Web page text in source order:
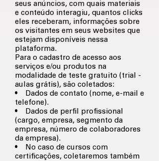
seus anúncios, com quais materiais
e conteúdo interagiu, quantos clicks
eles receberam, informações sobre
os visitantes em seus websites que
estejam disponíveis nessa
plataforma.
Para o cadastro de acesso aos
serviços e/ou produtos na
modalidade de teste gratuito (trial -
aulas grátis), são coletados:
• Dados de contato (nome, e-mail e
telefone).
• Dados de perfil profissional
(cargo, empresa, segmento da
empresa, número de colaboradores
da empresa).
• No caso de cursos com
certificações, coletaremos também